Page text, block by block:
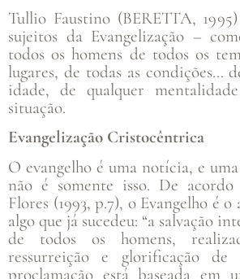
Tullio Faustino (BERETTA,
sujeitos da Evangelização –
todos os homens de todos os
lugares, de todas as condições…
idade, de qualquer
situação.
Evangelização Cristocêntrica
O evangelho é uma notícia, e
não é somente isso. De acordo
Flores (1993, p.7), o Evangelho é
algo que já sucedeu: “a salvação
de todos os homens,
ressurreição e glorificação
proclamação está baseada em